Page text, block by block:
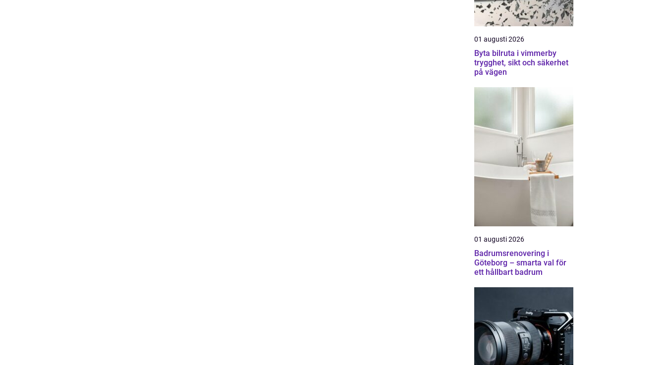
01 augusti 2026
Byta bilruta i vimmerby
trygghet, sikt och säkerhet
på vägen
01 augusti 2026
Badrumsrenovering i
Göteborg – smarta val för
ett hållbart badrum